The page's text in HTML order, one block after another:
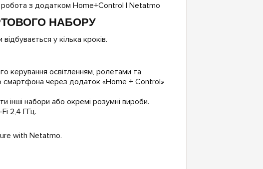
НАБОРУ
у кілька кроків.
керування освітленням, ролетами та
через додаток «Home + Control»
набори або окремі розумні вироби.
2,4 ГГц.
with Netatmo.